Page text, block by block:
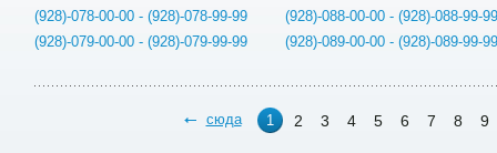
(928)-078-00-00 - (928)-078-99-99
(928)-079-00-00 - (928)-079-99-99
(928)-088-00-00 - (928)-088-99-99
(928)-089-00-00 - (928)-089-99-99
сюда 1 2 3 4 5 6 7 8 9